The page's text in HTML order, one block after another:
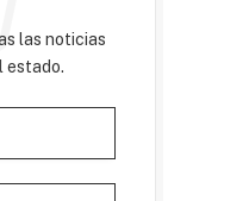
las noticias
estado.